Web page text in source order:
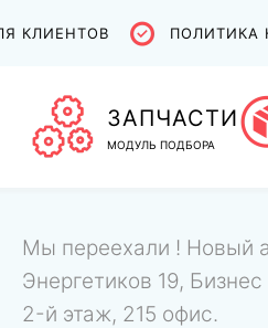
КЛИЕНТОВ ПОЛИТИКА
ЗАПЧАСТИ
МОДУЛЬ ПОДБОРА
Мы переехали ! Новый
Энергетиков 19,
2-й этаж, 215 офис.